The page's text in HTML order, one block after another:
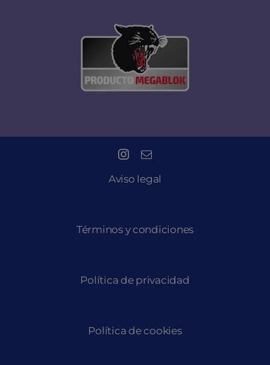
Aviso legal
Términos y condiciones
Política de privacidad
Política de cookies